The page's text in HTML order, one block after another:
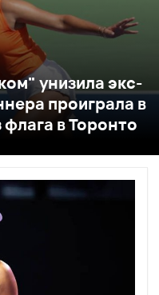
унизила экс-
проиграла в
в Торонто